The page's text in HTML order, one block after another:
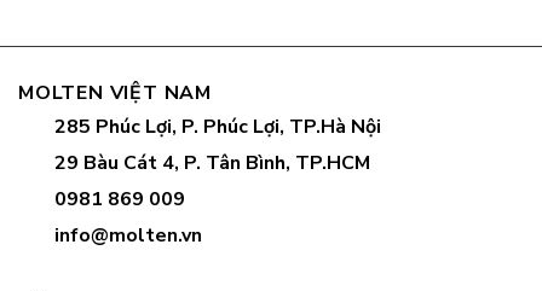
MOLTEN VIỆT NAM
285 Phúc Lợi, P. Phúc Lợi, TP.Hà Nội
29 Bàu Cát 4, P. Tân Bình, TP.HCM
0981 869 009
info@molten.vn